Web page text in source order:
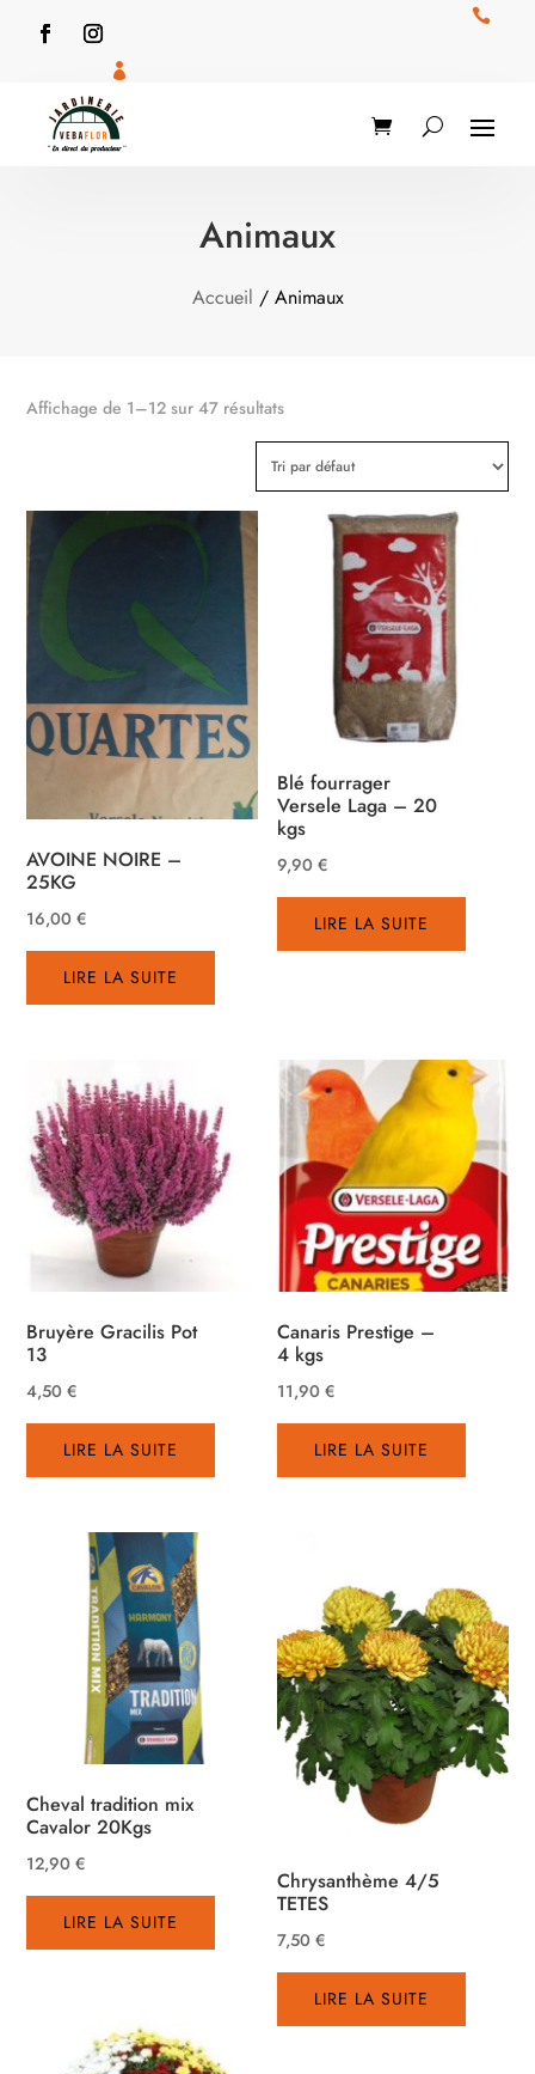


Animaux
Accueil / Animaux
Affichage de 1–12 sur 47 résultats
AVOINE NOIRE –
25KG
16,00€
LIRE LA SUITE
Blé fourrager
Versele Laga – 20
kgs
9,90€
LIRE LA SUITE
Bruyère Gracilis Pot
13
4,50€
LIRE LA SUITE
Canaris Prestige –
4 kgs
11,90€
LIRE LA SUITE
Cheval tradition mix
Cavalor 20Kgs
12,90€
LIRE LA SUITE
Chrysanthème 4/5
TETES
7,50€
LIRE LA SUITE